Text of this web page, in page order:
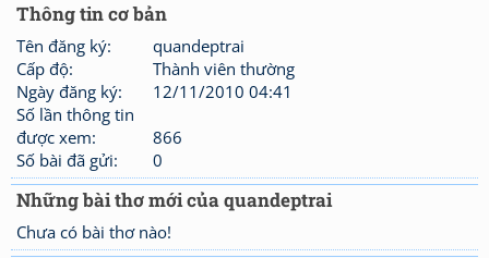
Thông tin cơ bản
Tên đăng ký:
quandeptrai
Cấp độ:
Thành viên thường
Ngày đăng ký:
12/11/2010 04:41
Số lần thông tin
được xem:
866
Số bài đã gửi:
0
Những bài thơ mới của quandeptrai
Chưa có bài thơ nào!